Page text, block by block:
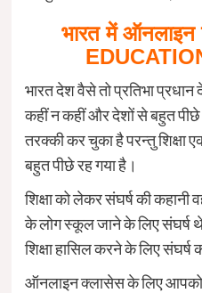
भारत में ऑनलाइन
भारत देश वैसे तो प्रतिभा
कहीं न कहीं और देशों से बहुत पीछे
तरक्की कर चुका है परन्तु शिक्षा
बहुत पीछे रह गया है।
शिक्षा को लेकर संघर्ष की कहानी
के लोग स्कूल जाने के लिए संघर्ष
शिक्षा हासिल करने के लिए संघर्ष
ऑनलाइन क्लासेस के लिए आपको